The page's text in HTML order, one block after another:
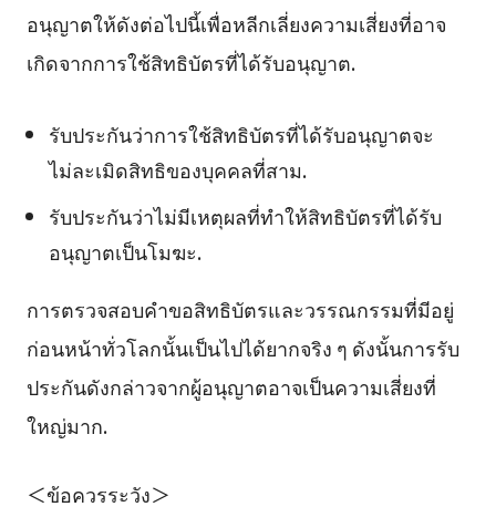
อนุญาตให้ดังต่อไปนี้เพื่อหลีกเลี่ยงความเสี่ยงที่อาจ
เกิดจากการใช้สิทธิบัตรที่ได้รับอนุญาต.
รับประกันว่าการใช้สิทธิบัตรที่ได้รับอนุญาตจะ
ไม่ละเมิดสิทธิของบุคคลที่สาม.
รับประกันว่าไม่มีเหตุผลที่ทำให้สิทธิบัตรที่ได้รับ
อนุญาตเป็นโมฆะ.
การตรวจสอบคำขอสิทธิบัตรและวรรณกรรมที่มีอยู่
ก่อนหน้าทั่วโลกนั้นเป็นไปได้ยากจริง ๆ ดังนั้นการรับ
ประกันดังกล่าวจากผู้อนุญาตอาจเป็นความเสี่ยงที่
ใหญ่มาก.
＜ข้อควรระวัง＞